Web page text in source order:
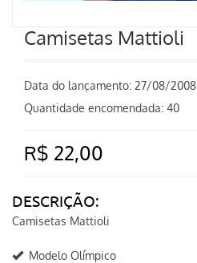
Camisetas Mattioli
Data do lançamento: 27/08/2008
Quantidade encomendada: 40
R$ 22,00
DESCRIÇÃO:
Camisetas Mattioli
Modelo Olímpico